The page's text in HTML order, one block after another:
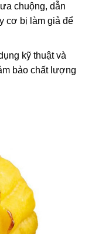
chuộng, dẫn
cơ bị làm giả để
kỹ thuật và
bảo chất lượng